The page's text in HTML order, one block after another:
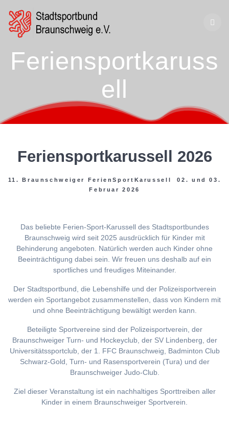
Feriensportkaruss
ell
Feriensportkarussell 2026
11. Braunschweiger FerienSportKarussell 02. und 03.
Februar 2026
Das beliebte Ferien-Sport-Karussell des Stadtsportbundes
Braunschweig wird seit 2025 ausdrücklich für Kinder mit
Behinderung angeboten. Natürlich werden auch Kinder ohne
Beeinträchtigung dabei sein. Wir freuen uns deshalb auf ein
sportliches und freudiges Miteinander.
Der Stadtsportbund, die Lebenshilfe und der Polizeisportverein
werden ein Sportangebot zusammenstellen, dass von Kindern mit
und ohne Beeinträchtigung bewältigt werden kann.
Beteiligte Sportvereine sind der Polizeisportverein, der
Braunschweiger Turn- und Hockeyclub, der SV Lindenberg, der
Universitätssportclub, der 1. FFC Braunschweig, Badminton Club
Schwarz-Gold, Turn- und Rasensportverein (Tura) und der
Braunschweiger Judo-Club.
Ziel dieser Veranstaltung ist ein nachhaltiges Sporttreiben aller
Kinder in einem Braunschweiger Sportverein.